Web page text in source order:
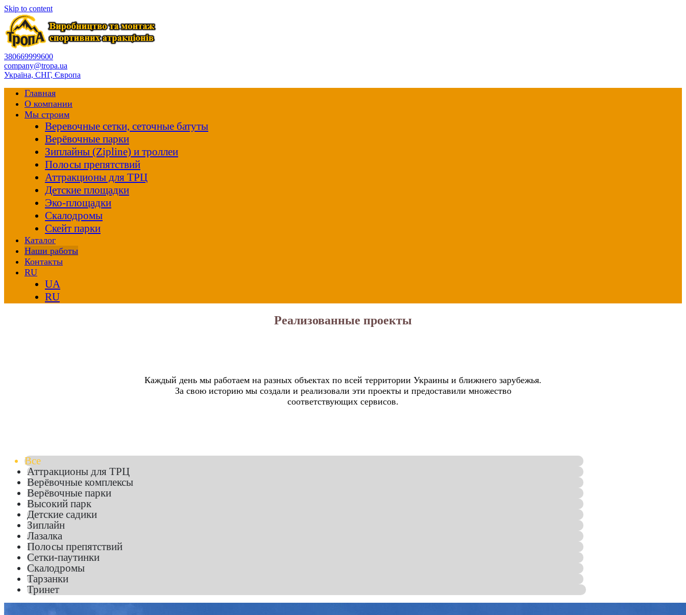
Skip to content
380669999600
company@tropa.ua
Україна, СНГ, Європа
Главная
О компании
Мы строим
Веревочные сетки, сеточные батуты
Верёвочные парки
Зиплайны (Zipline) и троллеи
Полосы препятствий
Аттракционы для ТРЦ
Детские площадки
Эко-площадки
Скалодромы
Скейт парки
Каталог
Наши работы
Контакты
RU
UA
RU
Реализованные проекты
Каждый день мы работаем на разных объектах по всей территории Украины и ближнего зарубежья.
За свою историю мы создали и реализовали эти проекты и предоставили множество
соответствующих сервисов.
Все
Аттракционы для ТРЦ
Верёвочные комплексы
Верёвочные парки
Высокий парк
Детские садики
Зиплайн
Лазалка
Полосы препятствий
Сетки-паутинки
Скалодромы
Тарзанки
Тринет